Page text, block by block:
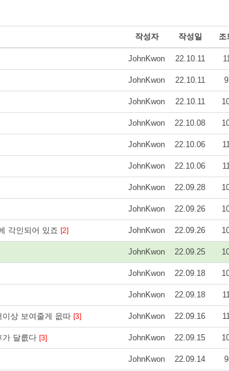
작성자 작성일 조
JohnKwon 22.10.11
JohnKwon 22.10.11
JohnKwon 22.10.11
JohnKwon 22.10.08
JohnKwon 22.10.06
JohnKwon 22.10.06
JohnKwon 22.09.28
JohnKwon 22.09.26
각인되어 있죠 [2] JohnKwon 22.09.26
JohnKwon 22.09.25
JohnKwon 22.09.18
JohnKwon 22.09.18
상 보여줄게 읎따 [3] JohnKwon 22.09.16
가 달릆다 [3] JohnKwon 22.09.15
JohnKwon 22.09.14